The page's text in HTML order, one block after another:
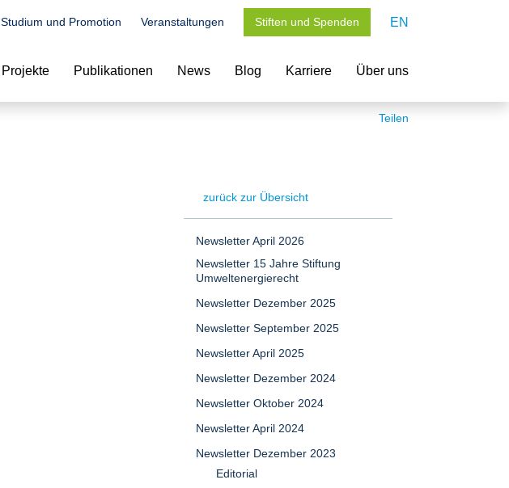
Studium und Promotion Veranstaltungen Stiften und Spenden EN
Projekte Publikationen News Blog Karriere Über uns
Teilen
zurück zur Übersicht
Newsletter April 2026
Newsletter 15 Jahre Stiftung
Umweltenergierecht
Newsletter Dezember 2025
Newsletter September 2025
Newsletter April 2025
Newsletter Dezember 2024
Newsletter Oktober 2024
Newsletter April 2024
Newsletter Dezember 2023
Editorial